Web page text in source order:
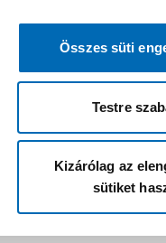
Összes süti
Testre
Kizárólag az
sütiket